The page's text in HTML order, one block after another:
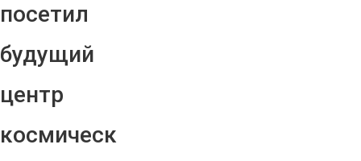
посетил
будущий
центр
космическ